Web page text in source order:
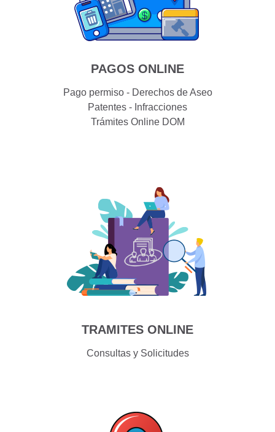
PAGOS ONLINE
Pago permiso - Derechos de Aseo
Patentes - Infracciones
Trámites Online DOM
TRAMITES ONLINE
Consultas y Solicitudes